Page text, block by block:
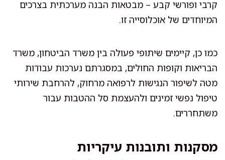
קרבי ופורשי קבע – מבטאות הבנה מערכתית בצרכים
המיוחדים של אוכלוסייה זו.
כמו כן, קיימים שיתופי פעולה בין משרד הביטחון, משרד
הבריאות וקופות החולים, במסגרתם נערכות עבודות
מטה לשיפור הנגישות לרפואה מרחוק, להרחבת שירותי
טיפול נפשי זמינים ולהעצמת סל ההטבות עבור
משתחררים.
מסקנות ותובנות עיקריות